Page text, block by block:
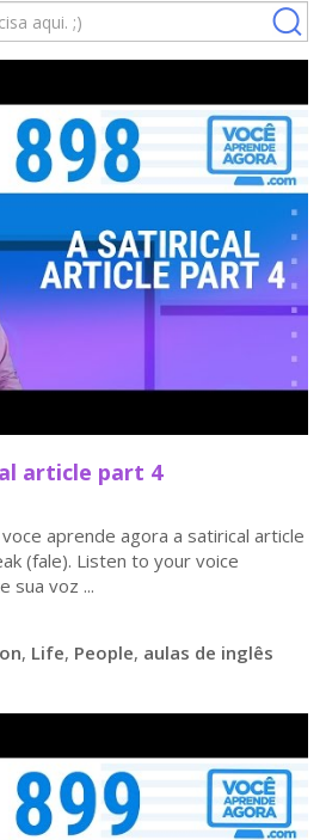
article part 4
aprende agora a satirical article
(fale). Listen to your voice
sua voz ...
, Life, People, aulas de inglês